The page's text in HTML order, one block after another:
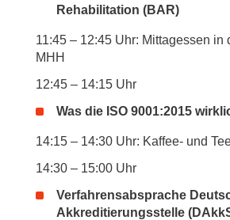
Rehabilitation (BAR)
11:45 – 12:45 Uhr: Mittagessen in
MHH
12:45 – 14:15 Uhr
Was die ISO 9001:2015
14:15 – 14:30 Uhr: Kaffee- und
14:30 – 15:00 Uhr
Verfahrensabsprache
Akkreditierungsstelle